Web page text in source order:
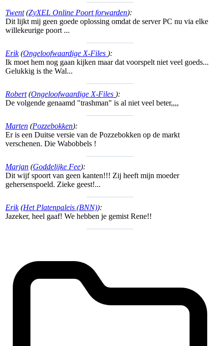
Twent(ZyXEL Online Poort forwarden):
Dit lijkt mij geen goede oplossing omdat de server PC nu via elke
willekeurige poort ...
Erik(Ongeloofwaardige X-Files ):
Ik moet hem nog gaan kijken maar dat voorspelt niet veel goeds...
Gelukkig is the Wal...
Robert(Ongeloofwaardige X-Files ):
De volgende genaamd "trashman" is al niet veel beter,,,,
Marten (Pozzebokken):
Er is een Duitse versie van de Pozzebokken op de markt
verschenen. Die Wabobbels !
Marjan (Goddelijke Fee):
Dit wijf spoort van geen kanten!!! Zij heeft mijn moeder
gehersenspoeld. Zieke geest!...
Erik(Het Platenpaleis (BNN)):
Jazeker, heel gaaf! We hebben je gemist Rene!!